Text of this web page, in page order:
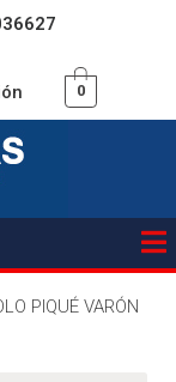
0
PIQUÉ VARÓN